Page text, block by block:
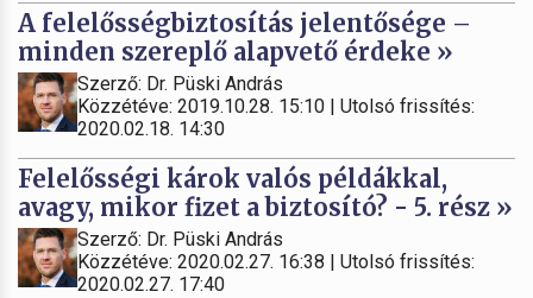
A felelősségbiztosítás jelentősége –
minden szereplő alapvető érdeke »
Szerző: Dr. Püski András
Közzétéve: 2019.10.28. 15:10 | Utolsó frissítés:
2020.02.18. 14:30
Felelősségi károk valós példákkal,
avagy, mikor fizet a biztosító? - 5. rész »
Szerző: Dr. Püski András
Közzétéve: 2020.02.27. 16:38 | Utolsó frissítés:
2020.02.27. 17:40